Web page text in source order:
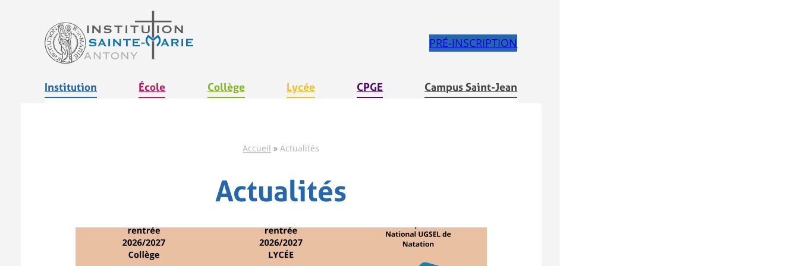
contenu
PRÉ-INSCRIPTION
Institution École Collège Lycée CPGE Campus Saint-Jean
Accueil »Actualités
Actualités